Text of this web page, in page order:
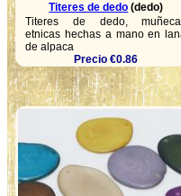
Titeres de dedo (dedo)
Titeres de dedo,
etnicas hechas a mano en
de alpaca
Precio €0.86